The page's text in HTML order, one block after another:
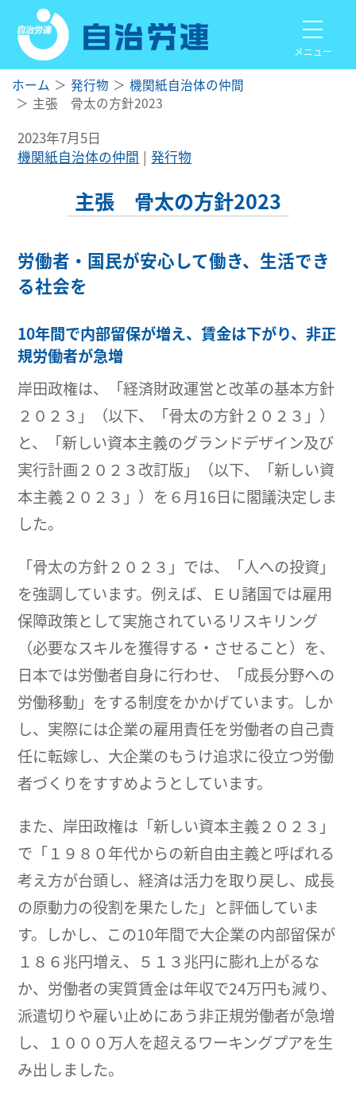
メニュー
ホーム 発行物
機関紙自治体の仲間
主張 骨太の方針2023
2023年7月5日
機関紙自治体の仲間
発行物
主張 骨太の方針2023
労働者・国民が安心して働き、生活でき
る社会を
10年間で内部留保が増え、賃金は下がり、非正
規労働者が急増
岸田政権は、「経済財政運営と改革の基本方針
２０２３」（以下、「骨太の方針２０２３」）
と、「新しい資本主義のグランドデザイン及び
実行計画２０２３改訂版」（以下、「新しい資
本主義２０２３」）を６月16日に閣議決定しま
した。
「骨太の方針２０２３」では、「人への投資」
を強調しています。例えば、ＥＵ諸国では雇用
保障政策として実施されているリスキリング
（必要なスキルを獲得する・させること）を、
日本では労働者自身に行わせ、「成長分野への
労働移動」をする制度をかかげています。しか
し、実際には企業の雇用責任を労働者の自己責
任に転嫁し、大企業のもうけ追求に役立つ労働
者づくりをすすめようとしています。
また、岸田政権は「新しい資本主義２０２３」
で「１９８０年代からの新自由主義と呼ばれる
考え方が台頭し、経済は活力を取り戻し、成長
の原動力の役割を果たした」と評価していま
す。しかし、この10年間で大企業の内部留保が
１８６兆円増え、５１３兆円に膨れ上がるな
か、労働者の実質賃金は年収で24万円も減り、
派遣切りや雇い止めにあう非正規労働者が急増
し、１０００万人を超えるワーキングプアを生
み出しました。